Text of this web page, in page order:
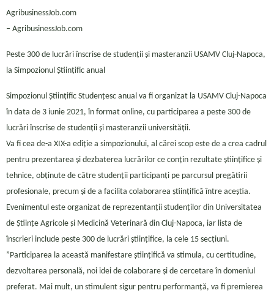
AgribusinessJob.com
– AgribusinessJob.com
Peste 300 de lucrări înscrise de studenții și masteranzii USAMV Cluj-Napoca,
la Simpozionul Științific anual
Simpozionul Științific Studențesc anual va fi organizat la USAMV Cluj-Napoca
în data de 3 iunie 2021, în format online, cu participarea a peste 300 de
lucrări înscrise de studenții și masteranzii universității.
Va fi cea de-a XIX-a ediție a simpozionului, al cărei scop este de a crea cadrul
pentru prezentarea şi dezbaterea lucrărilor ce conţin rezultate ştiinţifice şi
tehnice, obţinute de către studenţii participanţi pe parcursul pregătirii
profesionale, precum şi de a facilita colaborarea ştiinţifică între aceștia.
Evenimentul este organizat de reprezentanţii studenţilor din Universitatea
de Ştiinţe Agricole şi Medicină Veterinară din Cluj-Napoca, iar lista de
înscrieri include peste 300 de lucrări științifice, la cele 15 secțiuni.
”Participarea la această manifestare ştiinţifică va stimula, cu certitudine,
dezvoltarea personală, noi idei de colaborare şi de cercetare în domeniul
preferat. Mai mult, un stimulent sigur pentru performanţă, va fi premierea